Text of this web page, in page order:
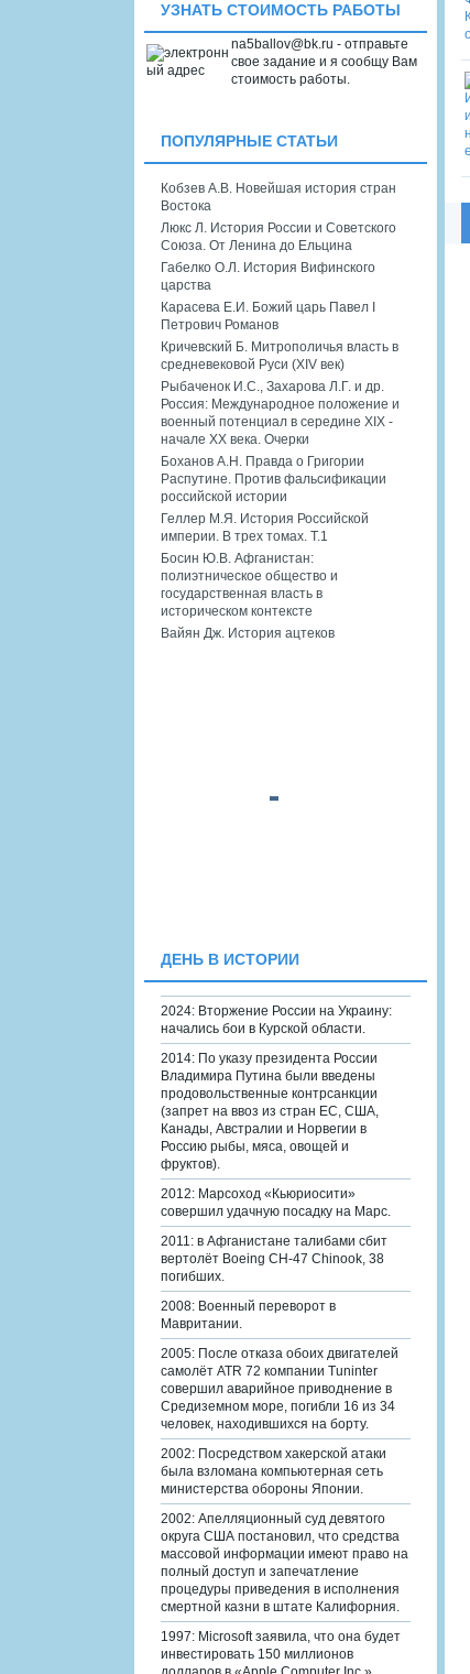
УЗНАТЬ СТОИМОСТЬ РАБОТЫ
na5ballov@bk.ru - отправьте
свое задание и я сообщу Вам
стоимость работы.
ПОПУЛЯРНЫЕ СТАТЬИ
Кобзев А.В. Новейшая история стран
Востока
Люкс Л. История России и Советского
Союза. От Ленина до Ельцина
Габелко О.Л. История Вифинского
царства
Карасева Е.И. Божий царь Павел I
Петрович Романов
Кричевский Б. Митрополичья власть в
средневековой Руси (XIV век)
Рыбаченок И.С., Захарова Л.Г. и др.
Россия: Международное положение и
военный потенциал в середине XIX -
начале XX века. Очерки
Боханов А.Н. Правда о Григории
Распутине. Против фальсификации
российской истории
Геллер М.Я. История Российской
империи. В трех томах. Т.1
Босин Ю.В. Афганистан:
полиэтническое общество и
государственная власть в
историческом контексте
Вайян Дж. История ацтеков
ДЕНЬ В ИСТОРИИ
2024: Вторжение России на Украину:
начались бои в Курской области.
2014: По указу президента России
Владимира Путина были введены
продовольственные контрсанкции
(запрет на ввоз из стран ЕС, США,
Канады, Австралии и Норвегии в
Россию рыбы, мяса, овощей и
фруктов).
2012: Марсоход «Кьюриосити»
совершил удачную посадку на Марс.
2011: в Афганистане талибами сбит
вертолёт Boeing CH-47 Chinook, 38
погибших.
2008: Военный переворот в
Мавритании.
2005: После отказа обоих двигателей
самолёт ATR 72 компании Tuninter
совершил аварийное приводнение в
Средиземном море, погибли 16 из 34
человек, находившихся на борту.
2002: Посредством хакерской атаки
была взломана компьютерная сеть
министерства обороны Японии.
2002: Апелляционный суд девятого
округа США постановил, что средства
массовой информации имеют право на
полный доступ и запечатление
процедуры приведения в исполнения
смертной казни в штате Калифорния.
1997: Microsoft заявила, что она будет
инвестировать 150 миллионов